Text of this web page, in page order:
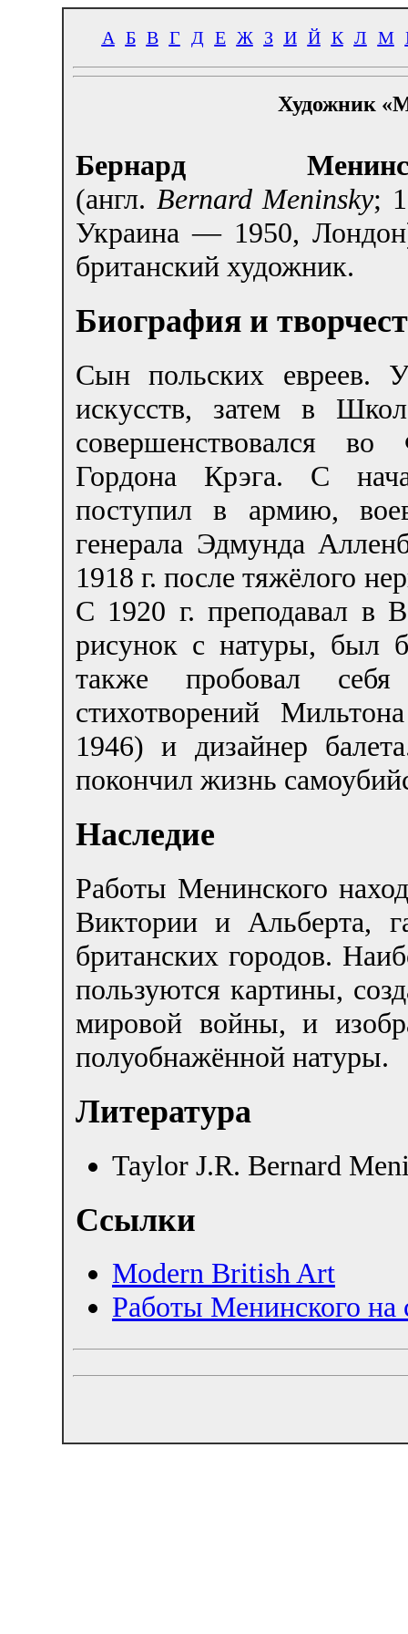
А Б В Г Д Е Ж З И Й К Л М
Художник
Бернард
(англ. Bernard Meninsky;
Украина — 1950,
британский художник.
Биография и
Сын польских евреев.
искусств, затем в
совершенствовался
Гордона Крэга. С
поступил в армию,
генерала Эдмунда
1918 г. после тяжёлого
С 1920 г. преподавал в
рисунок с натуры, был
также пробовал
стихотворений
1946) и дизайнер
покончил жизнь
Наследие
Работы Менинского
Виктории и Альберта,
британских городов.
пользуются картины,
мировой войны, и
полуобнажённой натуры.
Литература
Taylor J.R. Bernard
Ссылки
Modern British Art
Работы Менинского на